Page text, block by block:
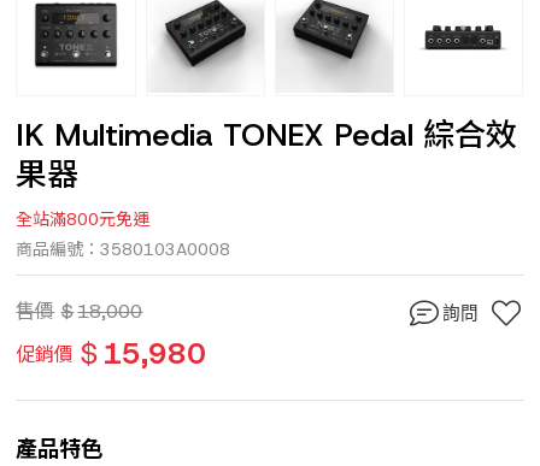
IK Multimedia TONEX Pedal 綜合效
果器
全站滿800元免運
商品編號：3580103A0008
售價 $18,000
促銷價 $15,980
詢問
產品特色